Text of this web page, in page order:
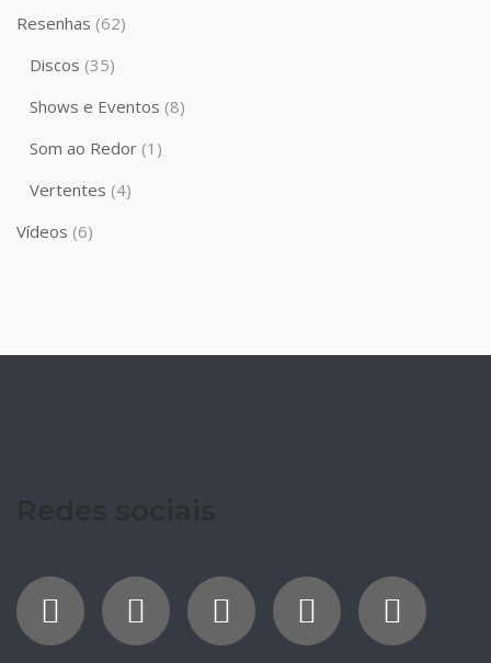
Resenhas (62)
Discos (35)
Shows e Eventos (8)
Som ao Redor (1)
Vertentes (4)
Vídeos (6)